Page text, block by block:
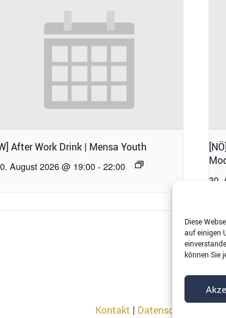
Diese
auf einigen
können Sie
After Work Drink | Mensa Youth
August 2026 @ 19:00 - 22:00
30.
Kontakt | Datenschutz